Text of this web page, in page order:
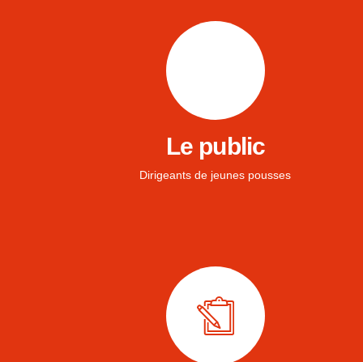
Le public
Dirigeants de jeunes pousses